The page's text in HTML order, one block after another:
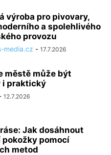
výroba pro pivovary,
a spolehlivého
provozu
media.cz - 17.7.2026
městě může být
i praktický
12.7.2026
Jak dosáhnout
pokožky pomocí
metod